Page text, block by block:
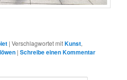
|Verschlagwortet mitKunst,
|Schreibe einen Kommentar